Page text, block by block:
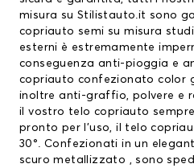
misura su Stilistauto.it sono
copriauto semi su misura
esterni è estremamente
conseguenza anti-pioggia e
copriauto confezionato color
inoltre anti-graffio, polvere e
il vostro telo copriauto
pronto per l’uso, il telo
30°. Confezionati in un
scuro metallizzato , sono